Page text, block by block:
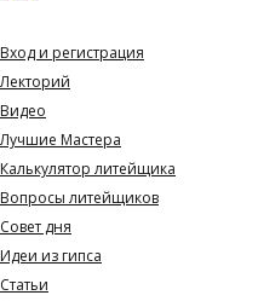
Вход и регистрация
Лекторий
Видео
Лучшие Мастера
Калькулятор литейщика
Вопросы литейщиков
Совет дня
Идеи из гипса
Статьи